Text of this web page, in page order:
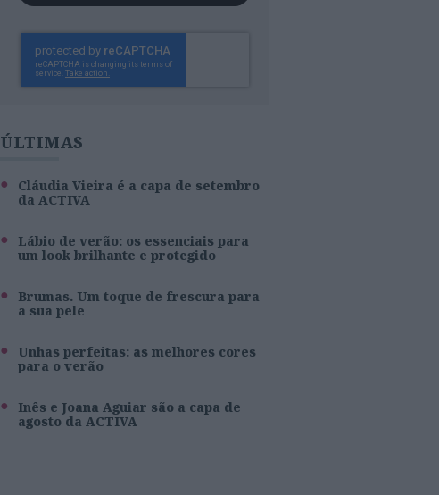
ÚLTIMAS
Cláudia Vieira é a capa de setembro
da ACTIVA
Lábio de verão: os essenciais para
um look brilhante e protegido
Brumas. Um toque de frescura para
a sua pele
Unhas perfeitas: as melhores cores
para o verão
Inês e Joana Aguiar são a capa de
agosto da ACTIVA